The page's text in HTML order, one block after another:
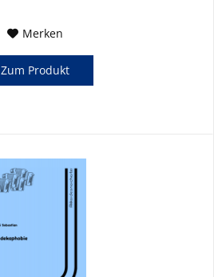
Merken
Zum Produkt